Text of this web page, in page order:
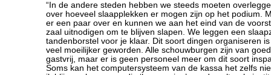
“In de andere steden hebben we steeds moeten
over hoeveel slaapplekken er mogen zijn op het podium.
er een paar over en kunnen we aan het eind van de
zaal uitnodigen om te blijven slapen. We leggen een
tandenborstel voor je klaar. Dit soort dingen organiseren
veel moeilijker geworden. Alle schouwburgen zijn van
gastvrij, maar er is geen personeel meer om dit soort
Soms kan het computersysteem van de kassa het zelfs